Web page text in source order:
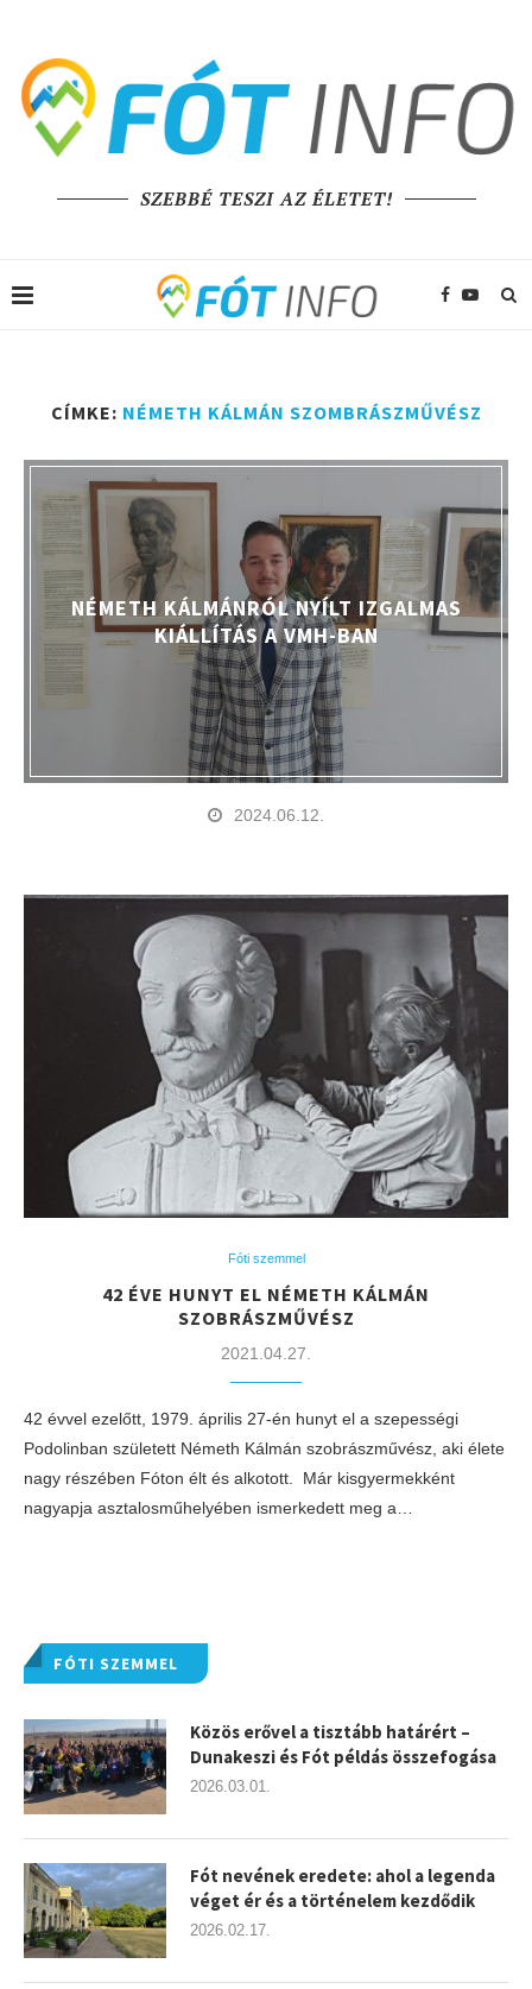
SZEBBÉ TESZI AZ ÉLETET!
CÍMKE: NÉMETH KÁLMÁN SZOMBRÁSZMŰVÉSZ
NÉMETH KÁLMÁNRÓL NYÍLT IZGALMAS
KIÁLLÍTÁS A VMH-BAN
2024.06.12.
Fóti szemmel
42 ÉVE HUNYT EL NÉMETH KÁLMÁN
SZOBRÁSZMŰVÉSZ
2021.04.27.
42 évvel ezelőtt, 1979. április 27-én hunyt el a szepességi
Podolinban született Németh Kálmán szobrászművész, aki élete
nagy részében Fóton élt és alkotott. Már kisgyermekként
nagyapja asztalosműhelyében ismerkedett meg a…
FÓTI SZEMMEL
Közös erővel a tisztább határért –
Dunakeszi és Fót példás összefogása
2026.03.01.
Fót nevének eredete: ahol a legenda
véget ér és a történelem kezdődik
2026.02.17.